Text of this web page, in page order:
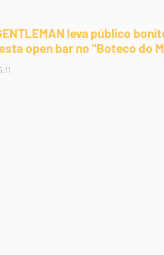
leva público
open bar no "Boteco do